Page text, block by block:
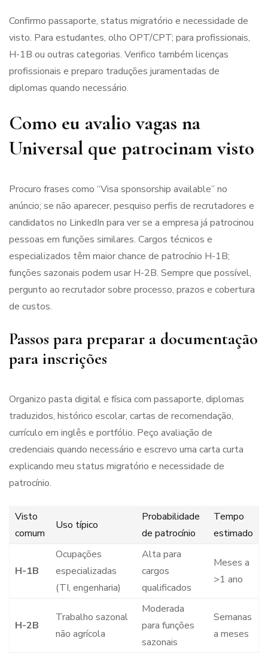
Confirmo passaporte, status migratório e necessidade de
visto. Para estudantes, olho OPT/CPT; para profissionais,
H-1B ou outras categorias. Verifico também licenças
profissionais e preparo traduções juramentadas de
diplomas quando necessário.
Como eu avalio vagas na
Universal que patrocinam visto
Procuro frases como “Visa sponsorship available” no
anúncio; se não aparecer, pesquiso perfis de recrutadores e
candidatos no LinkedIn para ver se a empresa já patrocinou
pessoas em funções similares. Cargos técnicos e
especializados têm maior chance de patrocínio H-1B;
funções sazonais podem usar H-2B. Sempre que possível,
pergunto ao recrutador sobre processo, prazos e cobertura
de custos.
Passos para preparar a documentação
para inscrições
Organizo pasta digital e física com passaporte, diplomas
traduzidos, histórico escolar, cartas de recomendação,
currículo em inglês e portfólio. Peço avaliação de
credenciais quando necessário e escrevo uma carta curta
explicando meu status migratório e necessidade de
patrocínio.
Visto
comum
Uso típico
Probabilidade
de patrocínio
Tempo
estimado
H-1B
Ocupações
especializadas
(TI, engenharia)
Alta para
cargos
qualificados
Meses a
>1 ano
H-2B
Trabalho sazonal
não agrícola
Moderada
para funções
sazonais
Semanas
a meses